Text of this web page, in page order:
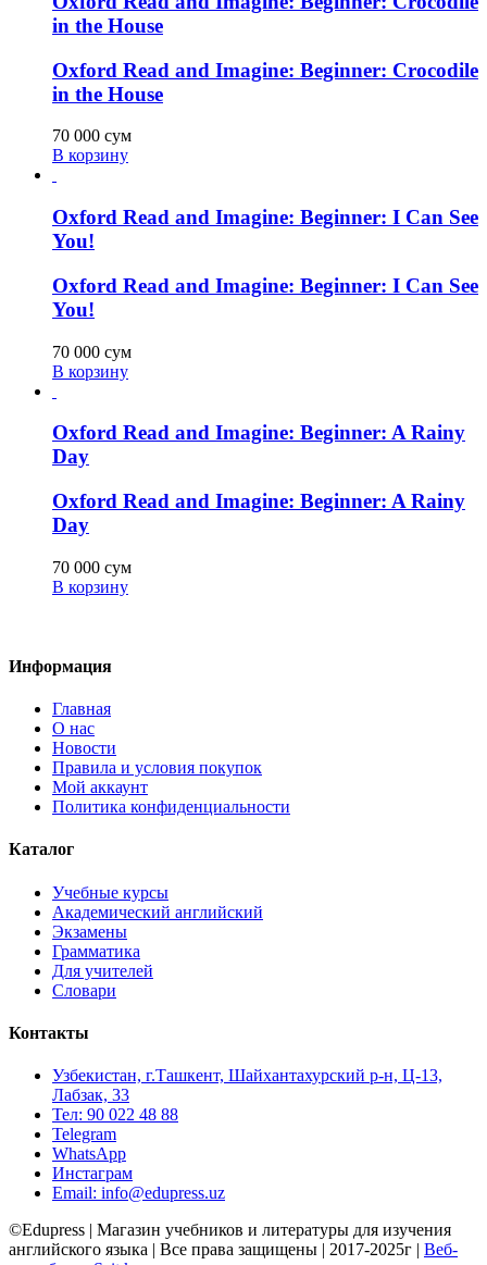
in the House
Oxford Read and Imagine: Beginner: Crocodile
in the House
70 000 сум
В корзину
Oxford Read and Imagine: Beginner: I Can See
You!
Oxford Read and Imagine: Beginner: I Can See
You!
70 000 сум
В корзину
Oxford Read and Imagine: Beginner: A Rainy
Day
Oxford Read and Imagine: Beginner: A Rainy
Day
70 000 сум
В корзину
Информация
Главная
О нас
Новости
Правила и условия покупок
Мой аккаунт
Политика конфиденциальности
Каталог
Учебные курсы
Академический английский
Экзамены
Грамматика
Для учителей
Словари
Контакты
Узбекистан, г.Ташкент, Шайхантахурский р-н, Ц-13,
Лабзак, 33
Тел: 90 022 48 88
Telegram
WhatsApp
Инстаграм
Email: info@edupress.uz
©Edupress | Магазин учебников и литературы для изучения
английского языка | Все права защищены | 2017-2025г | Веб-